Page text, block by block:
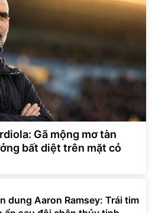
Gã mộng mơ tàn
bất diệt trên mặt cỏ
dung Aaron Ramsey: Trái tim